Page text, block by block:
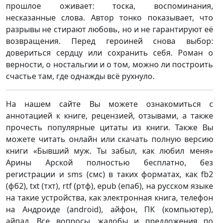
прошлое оживает: тоска, воспоминания,
несказанные слова. Автор тонко показывает, что
разрывы не стирают любовь, но и не гарантируют её
возвращения. Перед героиней снова выбор:
довериться сердцу или сохранить себя. Роман о
верности, о ностальгии и о том, можно ли построить
счастье там, где однажды всё рухнуло.
На нашем сайте Вы можете ознакомиться с
аннотацией к книге, рецензией, отзывами, а также
прочесть популярные цитаты из книги. Также Вы
можете читать онлайн или скачать полную версию
книги «Бывший муж. Ты забыл, как любил меня»
Арины Арской полностью бесплатно, без
регистрации и sms (смс) в таких форматах, как fb2
(фб2), txt (тхт), rtf (ртф), epub (епаб), на русском языке
на такие устройства, как электронная книга, телефон
на Андроиде (android), айфон, ПК (компьютер),